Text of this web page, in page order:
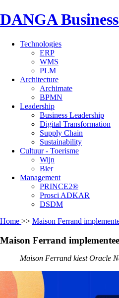
DANGA
Technologies
ERP
WMS
PLM
Architecture
Archimate
BPMN
Leadership
Business Leadership
Digital Transformation
Supply Chain
Sustainability
Cultuur - Toerisme
Wijn
Bier
Management
PRINCE2®
Prosci ADKAR
DSDM
Home >> Maison Ferrand
Maison Ferrand
Maison Ferrand kiest Oracle